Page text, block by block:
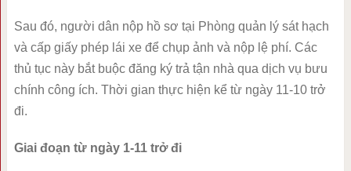
Sau đó, người dân nộp hồ sơ tại Phòng quản lý sát hạch
và cấp giấy phép lái xe để chụp ảnh và nộp lệ phí. Các
thủ tục này bắt buộc đăng ký trả tận nhà qua dịch vụ bưu
chính công ích. Thời gian thực hiện kể từ ngày 11-10 trở
đi.
Giai đoạn từ ngày 1-11 trở đi